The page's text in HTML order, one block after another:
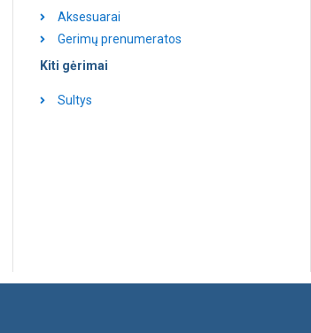
Aksesuarai
Gerimų prenumeratos
Kiti gėrimai
Sultys